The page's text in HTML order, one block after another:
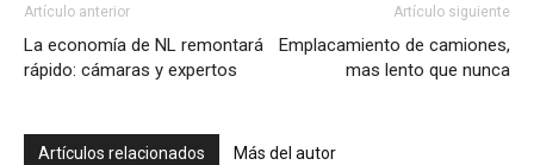
Artículo anterior
La economía de NL remontará
rápido: cámaras y expertos
Artículo siguiente
Emplacamiento de camiones,
mas lento que nunca
Artículos relacionados Más del autor